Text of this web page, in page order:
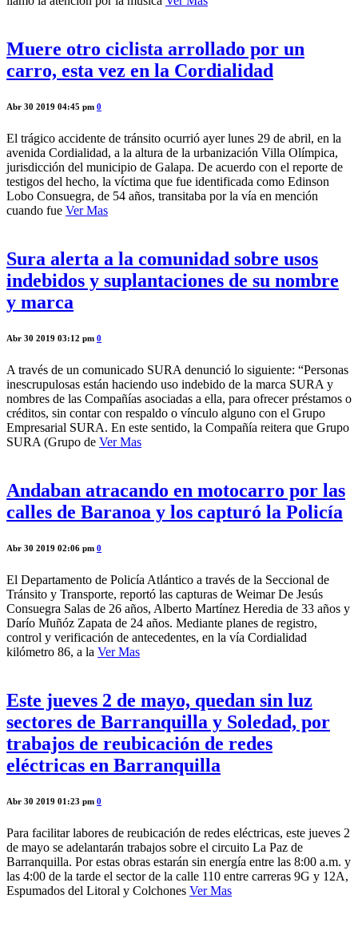
Muere otro ciclista arrollado por un
carro, esta vez en la Cordialidad
Abr 30 2019 04:45 pm 0
El trágico accidente de tránsito ocurrió ayer lunes 29 de abril, en la
avenida Cordialidad, a la altura de la urbanización Villa Olímpica,
jurisdicción del municipio de Galapa. De acuerdo con el reporte de
testigos del hecho, la víctima que fue identificada como Edinson
Lobo Consuegra, de 54 años, transitaba por la vía en mención
cuando fue Ver Mas
Sura alerta a la comunidad sobre usos
indebidos y suplantaciones de su nombre
y marca
Abr 30 2019 03:12 pm 0
A través de un comunicado SURA denunció lo siguiente: “Personas
inescrupulosas están haciendo uso indebido de la marca SURA y
nombres de las Compañías asociadas a ella, para ofrecer préstamos o
créditos, sin contar con respaldo o vínculo alguno con el Grupo
Empresarial SURA. En este sentido, la Compañía reitera que Grupo
SURA (Grupo de Ver Mas
Andaban atracando en motocarro por las
calles de Baranoa y los capturó la Policía
Abr 30 2019 02:06 pm 0
El Departamento de Policía Atlántico a través de la Seccional de
Tránsito y Transporte, reportó las capturas de Weimar De Jesús
Consuegra Salas de 26 años, Alberto Martínez Heredia de 33 años y
Darío Muñóz Zapata de 24 años. Mediante planes de registro,
control y verificación de antecedentes, en la vía Cordialidad
kilómetro 86, a la Ver Mas
Este jueves 2 de mayo, quedan sin luz
sectores de Barranquilla y Soledad, por
trabajos de reubicación de redes
eléctricas en Barranquilla
Abr 30 2019 01:23 pm 0
Para facilitar labores de reubicación de redes eléctricas, este jueves 2
de mayo se adelantarán trabajos sobre el circuito La Paz de
Barranquilla. Por estas obras estarán sin energía entre las 8:00 a.m. y
las 4:00 de la tarde el sector de la calle 110 entre carreras 9G y 12A,
Espumados del Litoral y Colchones Ver Mas